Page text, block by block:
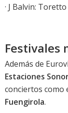
· J Balvin: Toretto
Festivales
Además de
Estaciones
conciertos como
Fuengirola.